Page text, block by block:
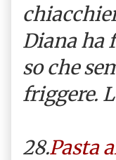
Diana ha
so che
friggere.
28.Pasta